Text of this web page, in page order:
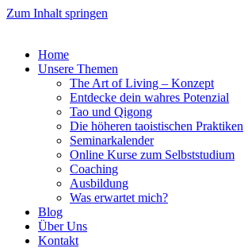
Zum Inhalt springen
Home
Unsere Themen
The Art of Living – Konzept
Entdecke dein wahres Potenzial
Tao und Qigong
Die höheren taoistischen Praktiken
Seminarkalender
Online Kurse zum Selbststudium
Coaching
Ausbildung
Was erwartet mich?
Blog
Über Uns
Kontakt